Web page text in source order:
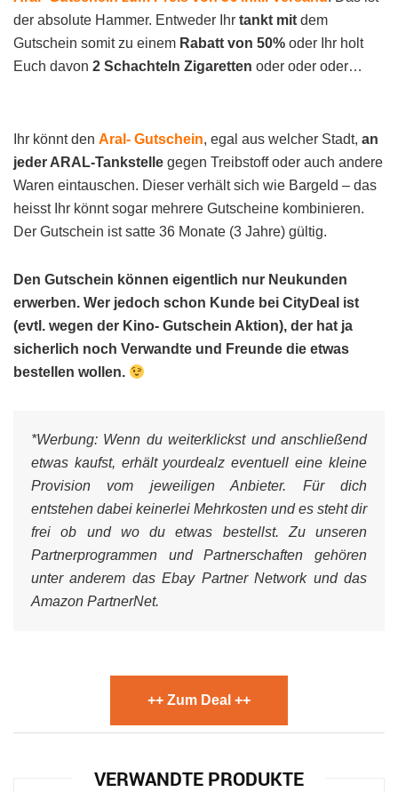
der absolute Hammer. Entweder Ihr tankt mit dem
Gutschein somit zu einem Rabatt von 50% oder Ihr holt
Euch davon 2 Schachteln Zigaretten oder oder oder…
Ihr könnt den Aral- Gutschein, egal aus welcher Stadt, an
jeder ARAL-Tankstelle gegen Treibstoff oder auch andere
Waren eintauschen. Dieser verhält sich wie Bargeld – das
heisst Ihr könnt sogar mehrere Gutscheine kombinieren.
Der Gutschein ist satte 36 Monate (3 Jahre) gültig.
Den Gutschein können eigentlich nur Neukunden
erwerben. Wer jedoch schon Kunde bei CityDeal ist
(evtl. wegen der Kino- Gutschein Aktion), der hat ja
sicherlich noch Verwandte und Freunde die etwas
bestellen wollen.
*Werbung: Wenn du weiterklickst und anschließend
etwas kaufst, erhält yourdealz eventuell eine kleine
Provision vom jeweiligen Anbieter. Für dich
entstehen dabei keinerlei Mehrkosten und es steht dir
frei ob und wo du etwas bestellst. Zu unseren
Partnerprogrammen und Partnerschaften gehören
unter anderem das Ebay Partner Network und das
Amazon PartnerNet.
++ Zum Deal ++
VERWANDTE PRODUKTE